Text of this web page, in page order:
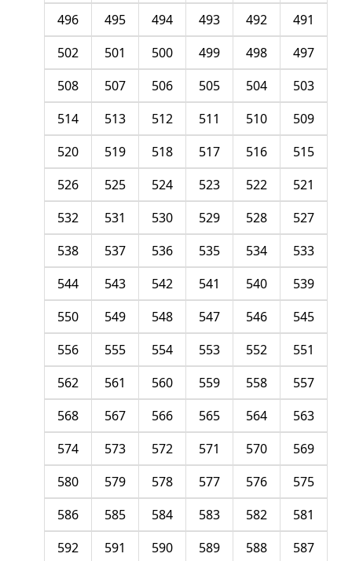
491
492
493
494
495
496
497
498
499
500
501
502
503
504
505
506
507
508
509
510
511
512
513
514
515
516
517
518
519
520
521
522
523
524
525
526
527
528
529
530
531
532
533
534
535
536
537
538
539
540
541
542
543
544
545
546
547
548
549
550
551
552
553
554
555
556
557
558
559
560
561
562
563
564
565
566
567
568
569
570
571
572
573
574
575
576
577
578
579
580
581
582
583
584
585
586
587
588
589
590
591
592